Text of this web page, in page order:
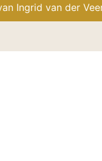
Ingrid van der